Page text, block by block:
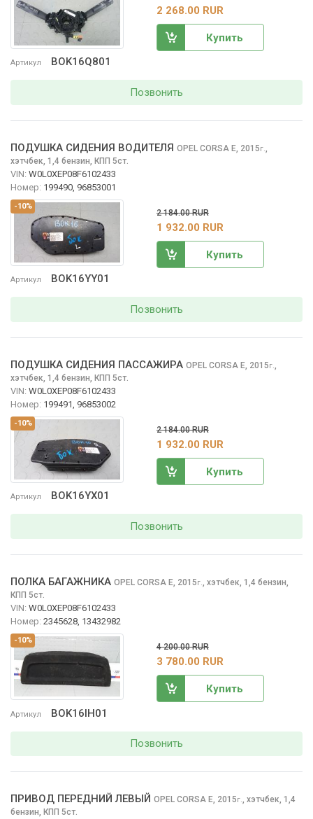
Артикул BOK16Q801
2 268.00 RUR
Купить
Позвонить
-10%
Артикул BOK16YY01
ПОДУШКА СИДЕНИЯ ВОДИТЕЛЯ OPEL CORSA E, 2015г.,
хэтчбек, 1,4 бензин, КПП 5ст.
VIN: W0L0XEP08F6102433
Номер: 199490, 96853001
2 184.00 RUR
1 932.00 RUR
Купить
Позвонить
-10%
Артикул BOK16YX01
ПОДУШКА СИДЕНИЯ ПАССАЖИРА OPEL CORSA E, 2015г.,
хэтчбек, 1,4 бензин, КПП 5ст.
VIN: W0L0XEP08F6102433
Номер: 199491, 96853002
2 184.00 RUR
1 932.00 RUR
Купить
Позвонить
-10%
Артикул BOK16IH01
ПОЛКА БАГАЖНИКА OPEL CORSA E, 2015г., хэтчбек, 1,4 бензин,
КПП 5ст.
VIN: W0L0XEP08F6102433
Номер: 2345628, 13432982
4 200.00 RUR
3 780.00 RUR
Купить
Позвонить
ПРИВОД ПЕРЕДНИЙ ЛЕВЫЙ OPEL CORSA E, 2015г., хэтчбек, 1,4
бензин, КПП 5ст.